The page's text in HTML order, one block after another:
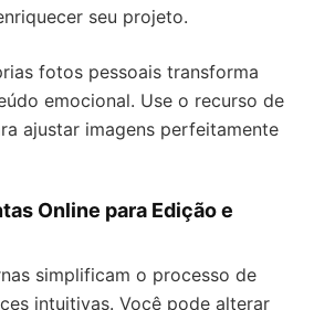
seu projeto.
fotos pessoais transforma
emocional. Use o recurso de
ajustar imagens perfeitamente
Online para Edição e
simplificam o processo de
intuitivas. Você pode alterar